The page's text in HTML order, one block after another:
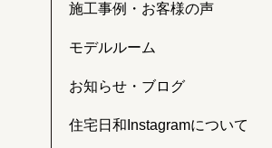
施工事例・お客様の声
モデルルーム
お知らせ・ブログ
住宅日和Instagramについて